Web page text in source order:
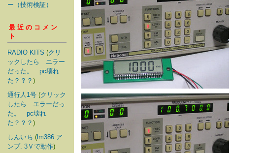
ー（技術検証）
最近のコメン
ト
RADIO KITS (クリ
ックしたら エラー
だった。 pc壊れ
た？？？ )
通行人1号 (クリック
したら エラーだっ
た。 pc壊れ
た？？？ )
しんいち ( lm386 ア
ンプ. 3Ｖで動作)